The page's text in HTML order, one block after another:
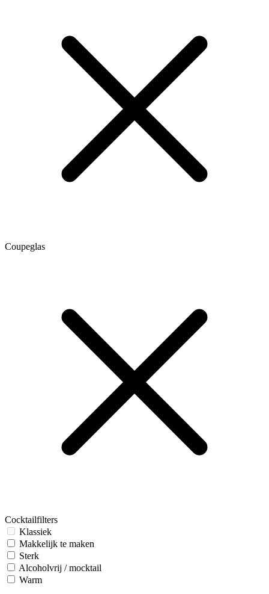
Coupeglas
Cocktailfilters
Klassiek
Makkelijk te maken
Sterk
Alcoholvrij / mocktail
Warm